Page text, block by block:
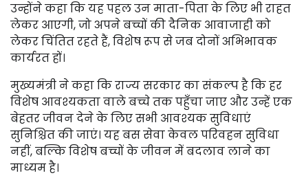
उन्होंने कहा कि यह पहल उन माता-पिता के लिए भी राहत
लेकर आएगी, जो अपने बच्चों की दैनिक आवाजाही को
लेकर चिंतित रहते हैं, विशेष रूप से जब दोनों अभिभावक
कार्यरत हों।
मुख्यमंत्री ने कहा कि राज्य सरकार का संकल्प है कि हर
विशेष आवश्यकता वाले बच्चे तक पहुँचा जाए और उन्हें एक
बेहतर जीवन देने के लिए सभी आवश्यक सुविधाएं
सुनिश्चित की जाएं। यह बस सेवा केवल परिवहन सुविधा
नहीं, बल्कि विशेष बच्चों के जीवन में बदलाव लाने का
माध्यम है।